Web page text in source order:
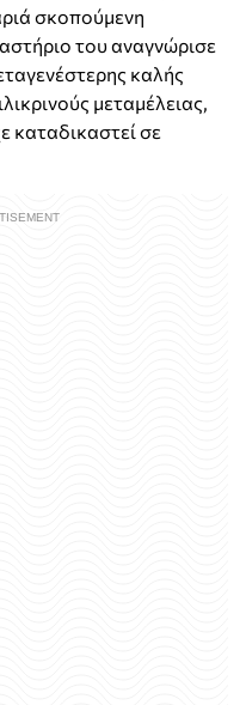
σκοπούμενη
του αναγνώρισε
καλής
μεταμέλειας,
καταδικαστεί σε